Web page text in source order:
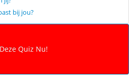
bij jou?